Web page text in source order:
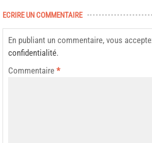
ECRIRE UN COMMENTAIRE
En publiant un commentaire, vous
confidentialité.
Commentaire *